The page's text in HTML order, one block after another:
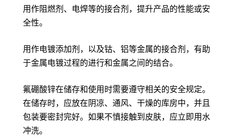
用作阻燃剂、电焊等的接合剂，提升产品的性能或安
全性。
用作电镀添加剂，以及钴、铝等金属的接合剂，有助
于金属电镀过程的进行和金属之间的结合。
氟硼酸锌在储存和使用时需要遵守相关的安全规定。
在储存时，应放在阴凉、通风、干燥的库房中，并且
包装要密封完好。如果不慎接触到皮肤，应立即用水
冲洗。